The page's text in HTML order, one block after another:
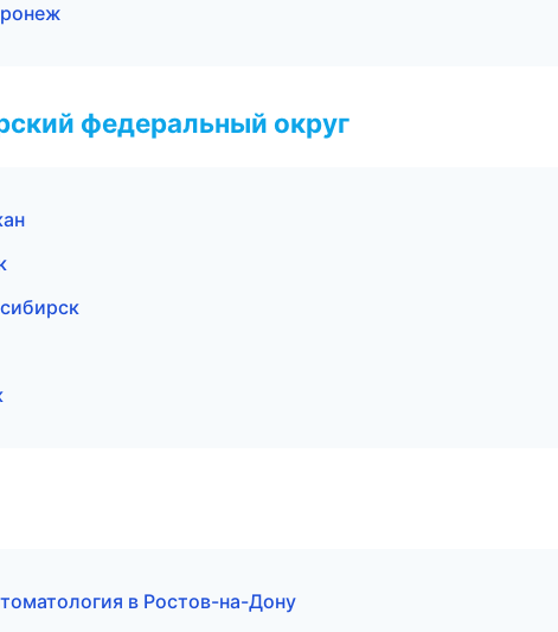
федеральный округ
в Ростов-на-Дону